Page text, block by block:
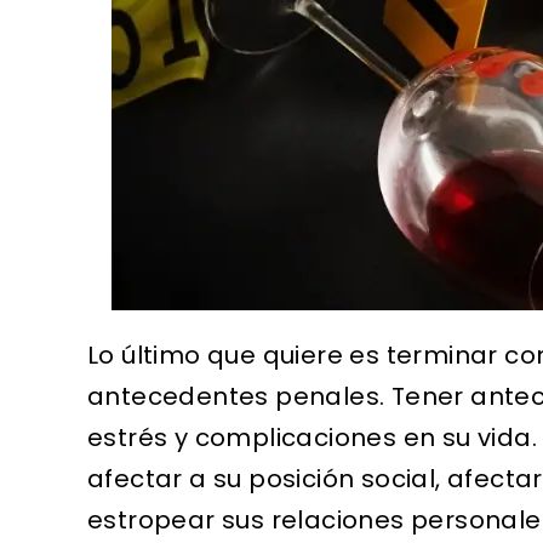
Lo último que quiere es terminar
antecedentes penales. Tener
estrés y complicaciones en su
afectar a su posición social,
estropear sus relaciones
No tengo palabras suficientes
para expresar mi gratitud por
el trabajo excepcional que
James E. Silverstein realizó en
tus